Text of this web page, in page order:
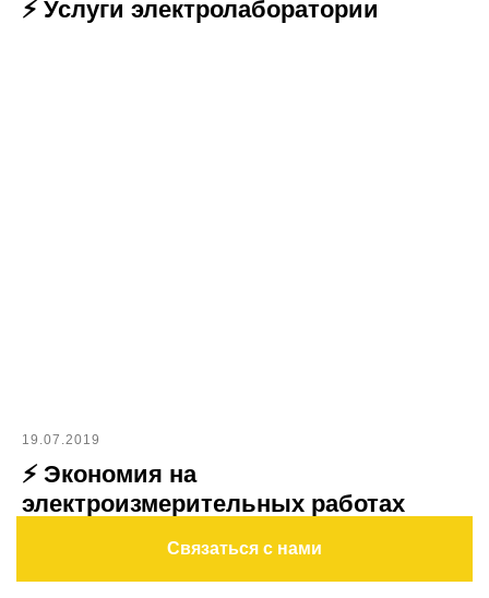
⚡ Услуги электролаборатории
19.07.2019
⚡ Экономия на
электроизмерительных работах
Связаться с нами